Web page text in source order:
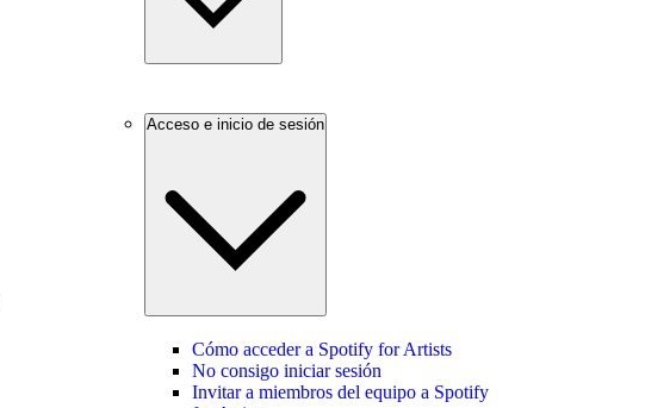
Acceso e inicio de sesión
Cómo acceder a Spotify for Artists
No consigo iniciar sesión
Invitar a miembros del equipo a Spotify